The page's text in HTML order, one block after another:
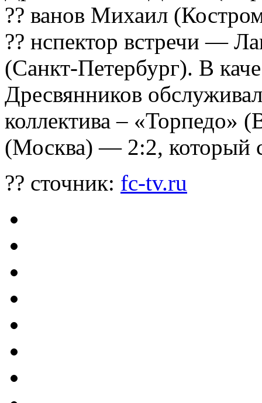
?? ванов Михаил
?? нспектор встречи —
(Санкт-Петербург). В
Дресвянников
коллектива –
(Москва) — 2:2, который
?? сточник: fc-tv.ru